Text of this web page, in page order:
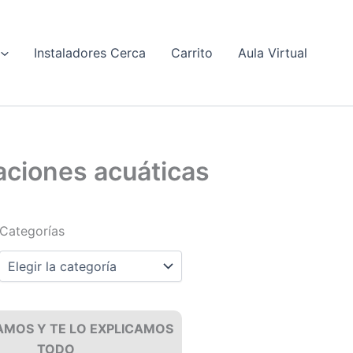
Instaladores Cerca Carrito Aula Virtual
acuáticas
Categorías
Categorías
Y TE LO EXPLICAMOS
TODO